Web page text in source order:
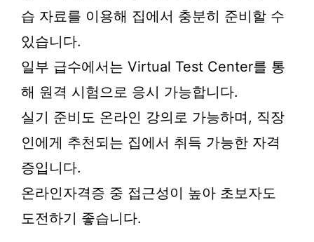
습 자료를 이용해 집에서 충분히 준비할 수
있습니다.
일부 급수에서는 Virtual Test Center를 통
해 원격 시험으로 응시 가능합니다.
실기 준비도 온라인 강의로 가능하며, 직장
인에게 추천되는 집에서 취득 가능한 자격
증입니다.
온라인자격증 중 접근성이 높아 초보자도
도전하기 좋습니다.